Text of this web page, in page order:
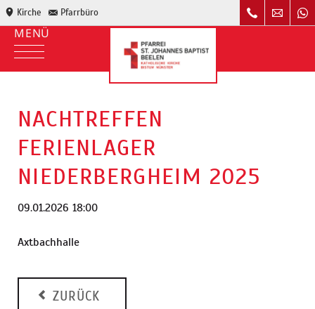
Kirche Pfarrbüro
NACHTREFFEN
FERIENLAGER
NIEDERBERGHEIM 2025
09.01.2026 18:00
Axtbachhalle
ZURÜCK